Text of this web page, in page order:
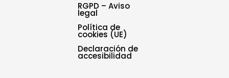
RGPD – Aviso
legal
Política de
cookies (UE)
Declaración de
accesibilidad